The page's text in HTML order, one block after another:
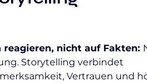
nicht auf Fakten:
Storytelling verbindet
Vertrauen und